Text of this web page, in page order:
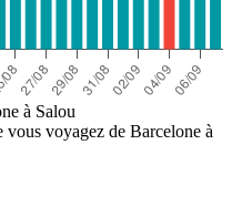
à Salou
vous voyagez de Barcelone à